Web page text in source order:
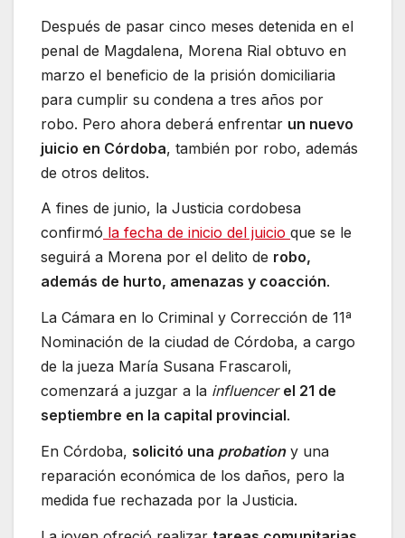
Después de pasar cinco meses detenida en el
penal de Magdalena, Morena Rial obtuvo en
marzo el beneficio de la prisión domiciliaria
para cumplir su condena a tres años por
robo. Pero ahora deberá enfrentar un nuevo
juicio en Córdoba, también por robo, además
de otros delitos.
A fines de junio, la Justicia cordobesa
confirmó la fecha de inicio del juicio que se le
seguirá a Morena por el delito de robo,
además de hurto, amenazas y coacción.
La Cámara en lo Criminal y Corrección de 11ª
Nominación de la ciudad de Córdoba, a cargo
de la jueza María Susana Frascaroli,
comenzará a juzgar a la influencer el 21 de
septiembre en la capital provincial.
En Córdoba, solicitó una probationy una
reparación económica de los daños, pero la
medida fue rechazada por la Justicia.